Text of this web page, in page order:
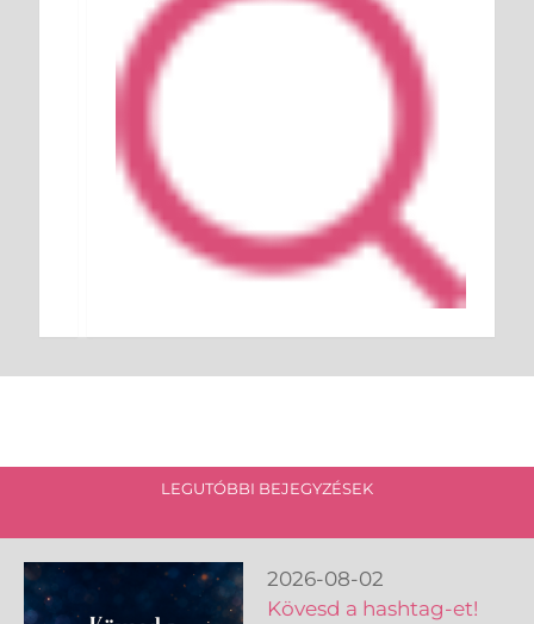
LEGUTÓBBI BEJEGYZÉSEK
2026-08-02
Kövesd a hashtag-et!